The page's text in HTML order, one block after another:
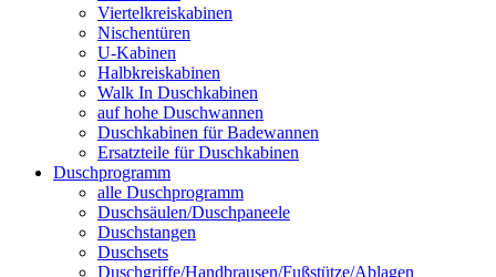
Viertelkreiskabinen
Nischentüren
U-Kabinen
Halbkreiskabinen
Walk In Duschkabinen
auf hohe Duschwannen
Duschkabinen für Badewannen
Ersatzteile für Duschkabinen
Duschprogramm
alle Duschprogramm
Duschsäulen/Duschpaneele
Duschstangen
Duschsets
Duschgriffe/Handbrausen/Fußstütze/Ablagen